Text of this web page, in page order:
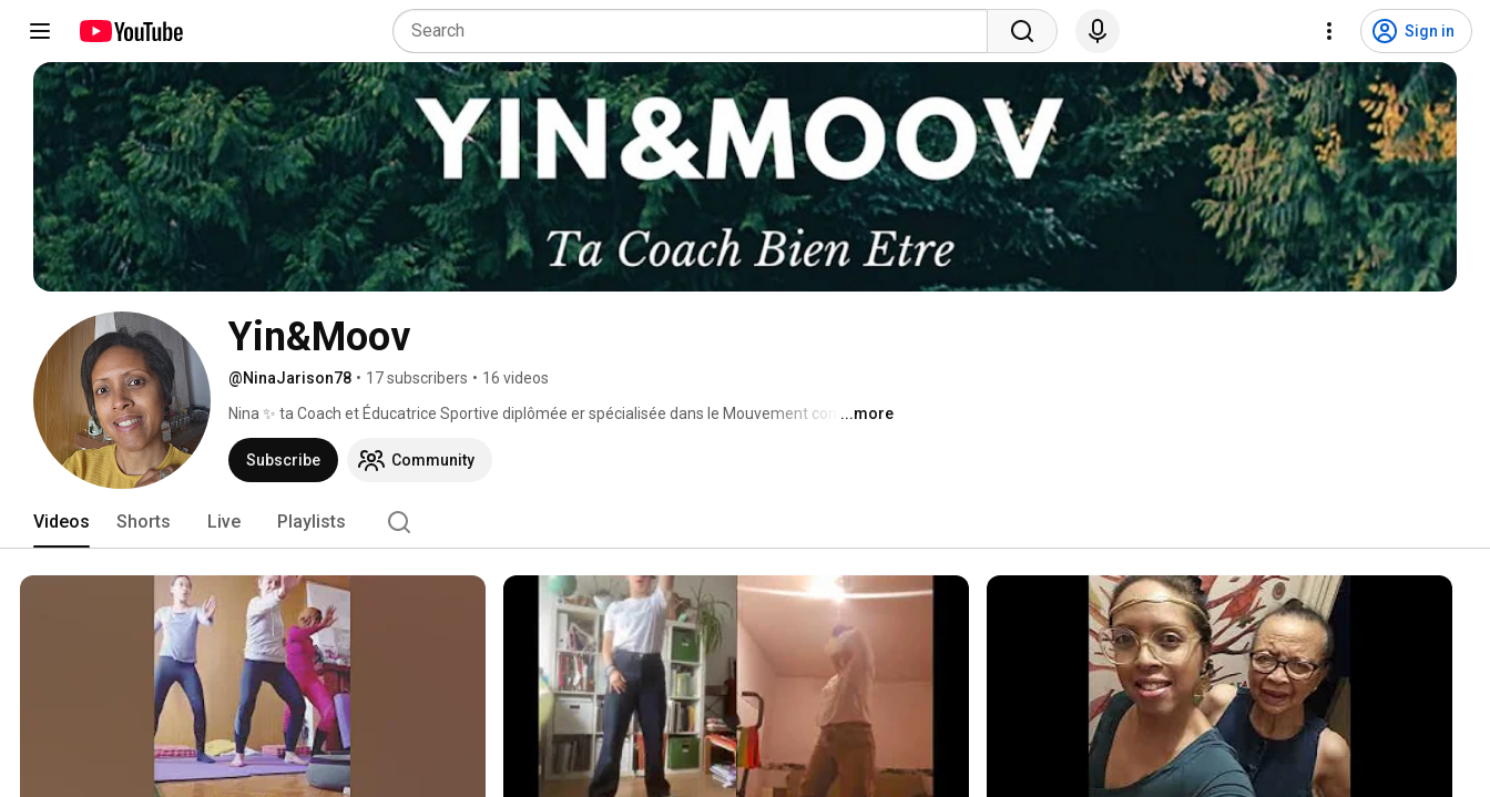
Sign in
@NinaJarison78 • 17 subscribers • 16 videos
Nina ✨️ ta Coach et Éducatrice Sportive diplômée er spécialisée dans le Mouvement conscient.
Certifiée @yinmobility s'inspirant du taichi danse yoga Postural et mouvement animal
...more
Subscribe Community
Videos Shorts Live Playlists